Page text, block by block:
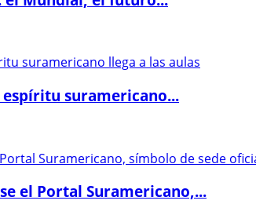
espíritu suramericano...
el Portal Suramericano,...